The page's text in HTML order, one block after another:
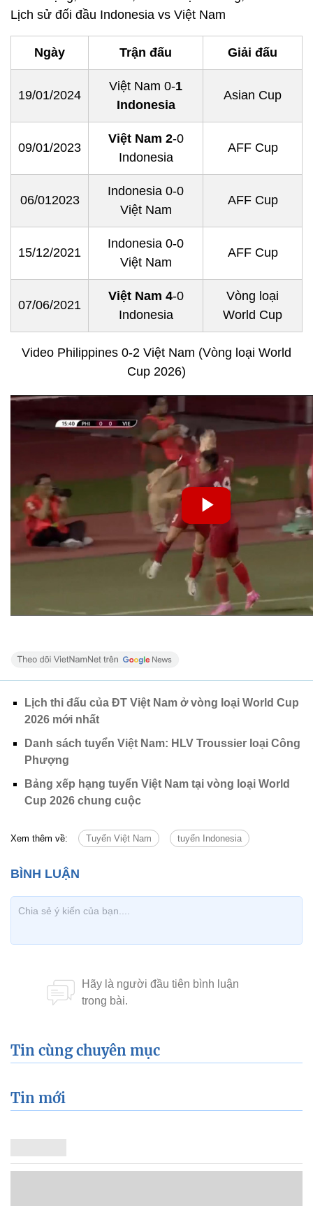
Lịch sử đối đầu Indonesia vs Việt Nam
Ngày Trận đấu Giải đấu
19/01/2024
Việt Nam 0-1
Indonesia
Asian Cup
09/01/2023
Việt Nam 2-0
Indonesia
AFF Cup
06/012023
Indonesia 0-0
Việt Nam
AFF Cup
15/12/2021
Indonesia 0-0
Việt Nam
AFF Cup
07/06/2021
Việt Nam 4-0
Indonesia
Vòng loại
World Cup
Video Philippines 0-2 Việt Nam (Vòng loại World
Cup 2026)
Lịch thi đấu của ĐT Việt Nam ở vòng loại World Cup
2026 mới nhất
Danh sách tuyển Việt Nam: HLV Troussier loại Công
Phượng
Bảng xếp hạng tuyển Việt Nam tại vòng loại World
Cup 2026 chung cuộc
Xem thêm về: Tuyển Việt Nam tuyển Indonesia
Tin cùng chuyên mục
Tin mới